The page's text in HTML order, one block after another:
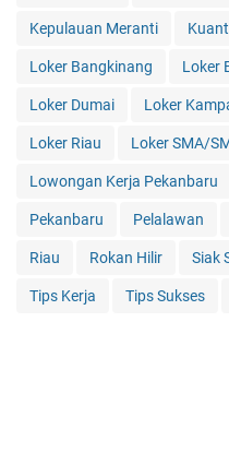
Kepulauan Meranti
Loker Bangkinang Loker
Loker Dumai Loker
Loker Riau Loker SMA/
Lowongan Kerja Pekanbaru
Pekanbaru Pelalawan
Riau Rokan Hilir Siak
Tips Kerja Tips Sukses